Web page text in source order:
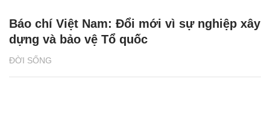
ĐỜI SỐNG
Báo chí Việt Nam: Đổi mới vì sự nghiệp xây
dựng và bảo vệ Tổ quốc